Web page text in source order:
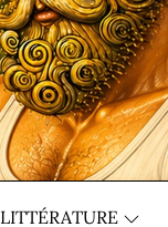
LITTÉRATURE